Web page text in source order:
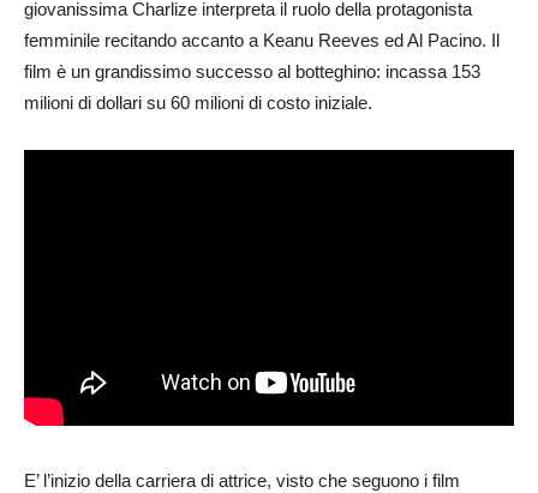
giovanissima Charlize interpreta il ruolo della protagonista
femminile recitando accanto a Keanu Reeves ed Al Pacino. Il
film è un grandissimo successo al botteghino: incassa 153
milioni di dollari su 60 milioni di costo iniziale.
E’ l’inizio della carriera di attrice, visto che seguono i film